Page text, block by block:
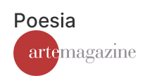
Poesia